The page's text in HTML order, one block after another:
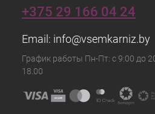
+375 29 166 04 24
Email: info@vsemkarniz.by
График работы Пн-Пт: с 9:00 до
18.00